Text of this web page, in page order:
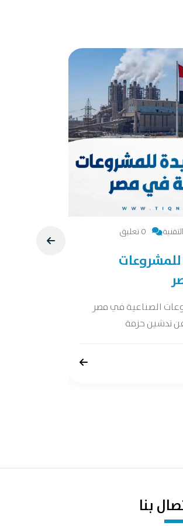
0 تعليق
الصناعية في مصر
تدشين حزمة
بنا